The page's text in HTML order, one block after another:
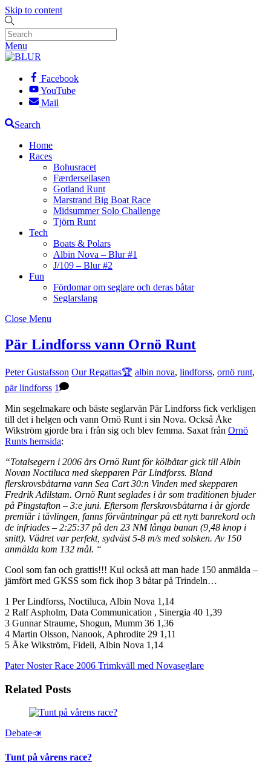
Skip to content
Menu
Facebook
YouTube
Mail
Search
Home
Races
Bohusracet
Færderseilasen
Gotland Runt
Marstrand Big Boat Race
Midsummer Solo Challenge
Tjörn Runt
Tech
Boats & Polars
Albin Nova – Blur #1
J/109 – Blur #2
Fun
Fördomar om seglare och deras båtar
Seglarslang
Close Menu
Pär Lindforss vann Ornö Runt
Peter Gustafsson Our Regattas🏆 albin nova, lindforss, ornö runt,
pär lindforss 1
Min segelmakare och bäste seglarvän Pär Lindforss fick verkligen
till det i helgen och vann Ornö Runt i sin Nova. Också Åke
Wikström gjorde bra i från sig och blev femma. Saxat från Ornö
Runts hemsida:
“Totalsegern i 2006 års Ornö Runt för kölbåtar gick till Albin
Novan Noctiluca med skepparen Pär Lindforss. Bland
flerskrovsbåtarna vann Sea Cart 30:n Vinden med skepparen
Fredrik Adilstam. Ornö Runt seglades i år som traditionen bjuder
på Pingstafton – 3:e juni. Eftersom flerskrovsbåtarna i år gjorde
premiär i tävlingen, fanns förväntningar på ett nytt banrekord och
de infriades – 2:25:37 på den 23 NM långa banan (9,48 knop i
snitt). Vädret var perfekt, sydväst 5-8 m/s med solsken. Av 150
anmälda kom 132 mål. “
Cool som fan och grattis!!! Kul också att man hade 150 anmälda –
jämfört med GKSS som fick ihop 3 båtar på Trindeln…
1 Per Lindforss, Noctiluca, Albin Nova 1,14
2 Ralf Aspholm, Data Communication , Sinergia 40 1,39
3 Gunnar Straume, Shogun, Mumm 36 1,36
4 Martin Olsson, Nanook, Aphrodite 29 1,11
5 Åke Wikström, Fideli, Albin Nova 1,14
Pater Noster Race 2006 Trimkväll med Novaseglare
Related Posts
Debate📣
Tunt på vårens race?